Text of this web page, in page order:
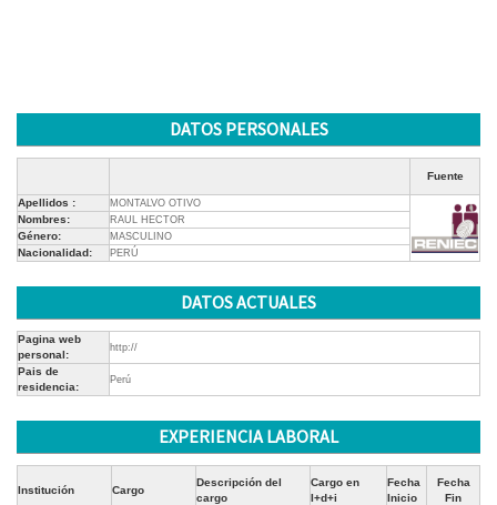
DATOS PERSONALES
Fuente
Apellidos : MONTALVO OTIVO
Nombres: RAUL HECTOR
Género: MASCULINO
Nacionalidad: PERÚ
DATOS ACTUALES
Pagina web
personal:
http://
Pais de
residencia:
Perú
EXPERIENCIA LABORAL
Institución Cargo
Descripción del
cargo
Cargo en
I+d+i
Fecha
Inicio
Fecha
Fin